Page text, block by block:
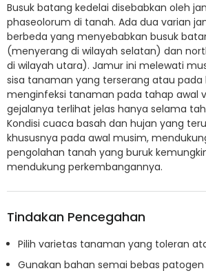
Busuk batang kedelai disebabkan oleh
phaseolorum di tanah. Ada dua varian
berbeda yang menyebabkan busuk
(menyerang di wilayah selatan) dan
di wilayah utara). Jamur ini melewati
sisa tanaman yang terserang atau pada
menginfeksi tanaman pada tahap awal
gejalanya terlihat jelas hanya selama
Kondisi cuaca basah dan hujan yang
khususnya pada awal musim,
pengolahan tanah yang buruk
mendukung perkembangannya.
Tindakan Pencegahan
Pilih varietas tanaman yang toleran
Gunakan bahan semai bebas